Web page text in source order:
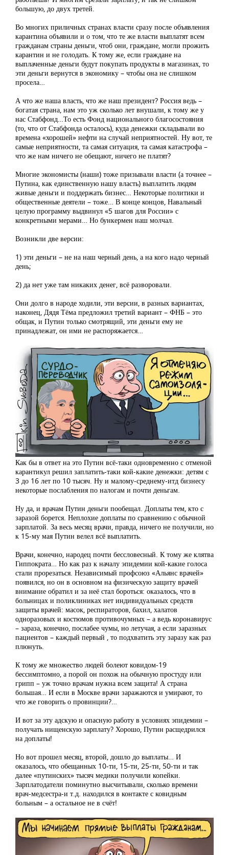
большую, до двух третей.
Во многих приличных странах власти сразу после объявления
карантина объявили и о том, что те же власти выплатят всем
гражданам страны деньги, чтоб они, граждане, могли прожить
карантин и не голодать. К тому же, если граждане на
выплаченные деньги будут покупать продукты в магазинах, то
эти деньги вернутся в экономику – чтобы она не слишком
просела…
А что же наша власть, что же наш президент? Россия ведь –
богатая страна, нам это уж сколько лет внушали, к тому же у
нас Стабфонд…То есть Фонд национального благосостояния
(то, что от Стабфонда осталось), куда денежки складывали во
времена «хорошей» нефти на случай неприятностей. Ну вот, те
самые неприятности, та самая ситуация, та самая катастрофа –
что же нам ничего не обещают, ничего не платят?
Многие экономисты (наши) тоже призывали власти (а точнее –
Путина, как единственную нашу власть) выплатить людям
живые деньги и поддержать бизнес… Некоторые политики и
общественные деятели – тоже… В конце концов, Навальный
целую программу выдвинул «5 шагов для России» с
конкретными мерами… Но бункермен наш молчал.
Возникли две версии:
1) эти деньги – не на наш черный день, а на кого надо черный
день;
2) да нет уже там никаких денег, всё разворовали.
Они долго в народе ходили, эти версии, в разных вариантах,
наконец, Дядя Тёма предложил третий вариант – ФНБ – это
общак, и Путин только смотрящий, эти деньги ему не
принадлежат, он ими не распоряжается…
Как бы в ответ на это Путин всё-таки одновременно с отменой
карантикул решил заплатить-таки кой-какие денежки: детям с
3 до 16 лет по 10 тысяч. Ну и малому-среднему-итд бизнесу
некоторые послабления по налогам и почти деньгам.
Ну да, и врачам Путин деньги пообещал. Доплаты тем, кто с
заразой борется. Неплохие доплаты по сравнению с обычной
зарплатой. За весь месяц врачи, правда, ничего не получили, но
к 15-му мая Путин велел всё выплатить.
Врачи, конечно, народец почти бессловесный. К тому же клятва
Гиппократа… Но как раз к началу эпидемии кой-какие голоса
стали прорезаться. Независимый профсоюз «Альянс врачей»
появился, но он в основном на физическую защиту врачей
внимание обратил и за неё стал бороться: оказалось, что в
больницах и поликлиниках нет индивидуальных средств
защиты врачей: масок, респираторов, бахил, халатов
одноразовых и костюмов противочумных – а ведь коронавирус
– зараза, конечно, послабее чумы, но летучая, а если заразных
пациентов – каждый первый , то подхватить эту заразу как раз
плюнуть.
К тому же множество людей болеют ковидом-19
бессимптомно, а порой он похож на обычную простуду или
грипп – уж точно врачам нужна всем защита! А страна
большая… И если в Москве врачи заражаются и умирают, то
что же говорить о провинции?…
И вот за эту адскую и опасную работу в условиях эпидемии –
получать нищенскую зарплату? Хорошо, Путин расщедрился
на доплаты!
Но вот прошел месяц, второй, дошло до выплаты… И
оказалось, что обещанных 10-ти, 15-ти, 25-ти, 50-ти и так
далее «путинских» тысяч медики получили копейки.
Зарплатодатели поминутно высчитывали, сколько времени
врач-медсестра-и т.д. находился в контакте с ковидным
больным – а остальное не в счёт!